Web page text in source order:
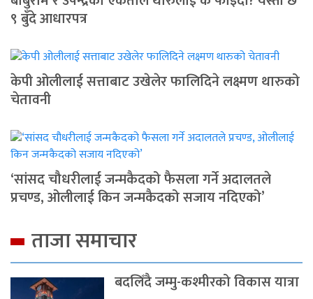
९ बुँदे आधारपत्र
केपी ओलीलाई सत्ताबाट उखेलेर फालिदिने लक्ष्मण थारुको
चेतावनी
‘सांसद चौधरीलाई जन्मकैदको फैसला गर्ने अदालतले
प्रचण्ड, ओलीलाई किन जन्मकैदको सजाय नदिएको’
ताजा समाचार
बदलिँदै जम्मु-कश्मीरको विकास यात्रा